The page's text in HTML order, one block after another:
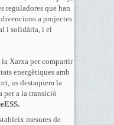
reguladores que han
a projectes
i solidària, i el
la Xarxa per compartir
energètiques amb
us destaquem la
per a la transició
mesures de